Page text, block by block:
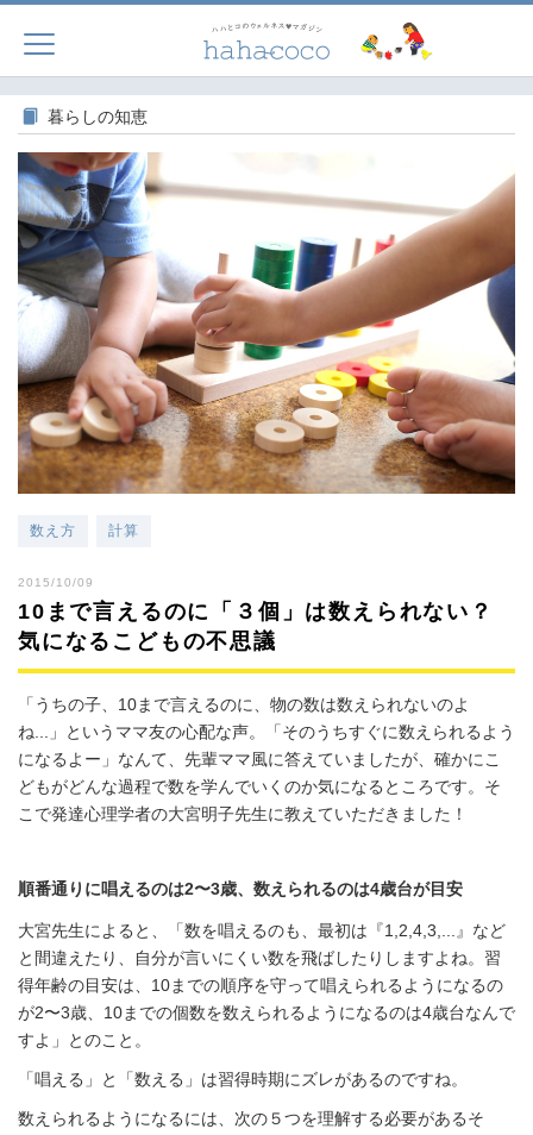
暮らしの知恵
数え方 計算
2015/10/09
10まで言えるのに「３個」は数えられない？
気になるこどもの不思議
「うちの子、10まで言えるのに、物の数は数えられないのよ
ね...」というママ友の心配な声。「そのうちすぐに数えられるよう
になるよー」なんて、先輩ママ風に答えていましたが、確かにこ
どもがどんな過程で数を学んでいくのか気になるところです。そ
こで発達心理学者の大宮明子先生に教えていただきました！
順番通りに唱えるのは2〜3歳、数えられるのは4歳台が目安
大宮先生によると、「数を唱えるのも、最初は『1,2,4,3,...』など
と間違えたり、自分が言いにくい数を飛ばしたりしますよね。習
得年齢の目安は、10までの順序を守って唱えられるようになるの
が2〜3歳、10までの個数を数えられるようになるのは4歳台なんで
すよ」とのこと。
「唱える」と「数える」は習得時期にズレがあるのですね。
数えられるようになるには、次の５つを理解する必要があるそ